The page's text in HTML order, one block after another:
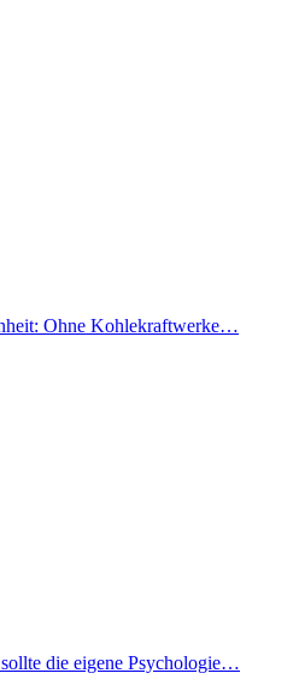
Ohne Kohlekraftwerke…
die eigene Psychologie…